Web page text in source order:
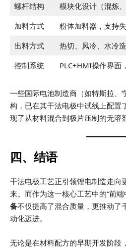
螺杆结构
模块化设计（混炼
加料方式
粉体加料器，支持
出料方式
热切、风冷、水冷
控制系统
PLC+HMI操作界面
一些国际电池制造商（如特斯拉、
构，已在其干法电极中试线上配置
现了从材料混合到极片压制的无溶
四、结语
干法电极工艺正引领锂电制造走向
来。而作为这一核心工艺中的“前端
备不仅提高了混合质量，更推动了
动化迈进。
无论是在材料配方的早期开发阶段